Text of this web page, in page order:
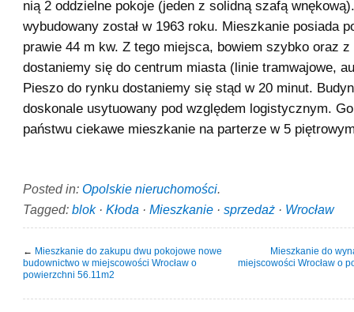
nią 2 oddzielne pokoje (jeden z solidną szafą
wybudowany został w 1963 roku. Mieszkanie posiada
prawie 44 m kw. Z tego miejsca, bowiem szybko oraz z
dostaniemy się do centrum miasta (linie tramwajowe,
Pieszo do rynku dostaniemy się stąd w 20 minut.
doskonale usytuowany pod względem logistycznym.
państwu ciekawe mieszkanie na parterze w 5
Posted in: Opolskie nieruchomości.
Tagged: blok· Kłoda · Mieszkanie · sprzedaż · Wrocław
← Mieszkanie do zakupu dwu pokojowe nowe
budownictwo w miejscowości Wrocław o
powierzchni 56.11m2
Mieszkanie do
miejscowości Wrocław o